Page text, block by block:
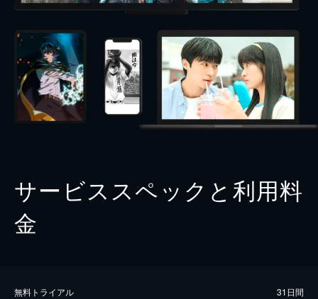
サービススペックと利用料
金
無料トライアル 31日間